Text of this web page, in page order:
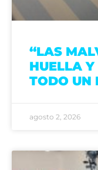
“LAS
HUELLA
TODO UN
agosto 2, 2026